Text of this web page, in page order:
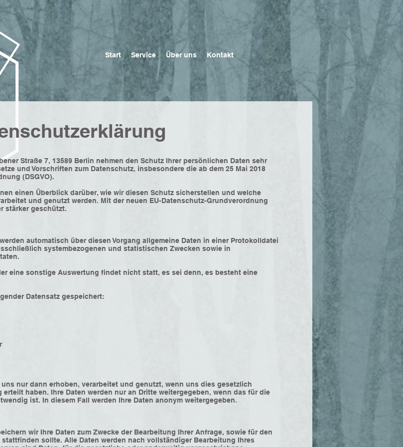
Start Service Über uns Kontakt
Straße 7, 13589 Berlin nehmen den Schutz Ihrer persönlichen Daten sehr
und Vorschriften zum Datenschutz, insbesondere die ab dem 25 Mai 2018
(DSGVO).
einen Überblick darüber, wie wir diesen Schutz sicherstellen und welche
und genutzt werden. Mit der neuen EU-Datenschutz-Grundverordnung
stärker geschützt.
automatisch über diesen Vorgang allgemeine Daten in einer Protokolldatei
systembezogenen und statistischen Zwecken sowie in
eine sonstige Auswertung findet nicht statt, es sei denn, es besteht eine
Datensatz gespeichert:
nur dann erhoben, verarbeitet und genutzt, wenn uns dies gesetzlich
haben. Ihre Daten werden nur an Dritte weitergegeben, wenn das für die
ist. In diesem Fall werden Ihre Daten anonym weitergegeben.
wir Ihre Daten zum Zwecke der Bearbeitung Ihrer Anfrage, sowie für den
sollte. Alle Daten werden nach vollständiger Bearbeitung Ihres